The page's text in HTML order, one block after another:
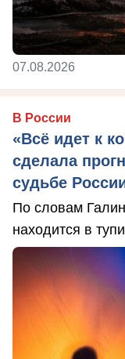
07.08.2026
В России
«Всё идет к
сделала
судьбе
По словам
находится в